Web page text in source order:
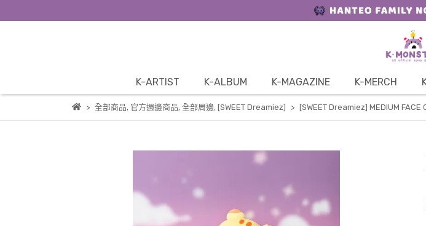
K-ARTIST K-ALBUM K-MAGAZINE K-MERCH
全部商品, 官方週邊商品, 全部周邊, [SWEET Dreamiez] [SWEET Dreamiez] MEDIUM FACE